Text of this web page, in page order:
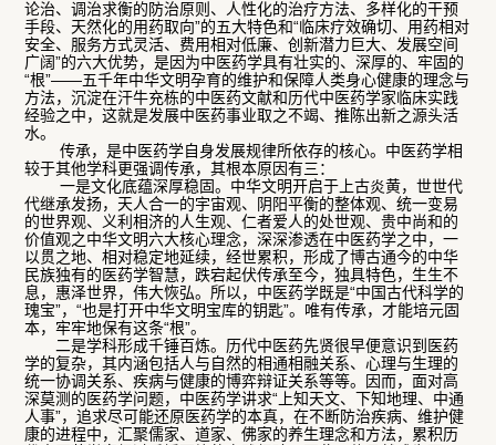
论治、调治求衡的防治原则、人性化的治疗方法、多样化的干预
手段、天然化的用药取向”的五大特色和“临床疗效确切、用药相对
安全、服务方式灵活、费用相对低廉、创新潜力巨大、发展空间
广阔”的六大优势，是因为中医药学具有壮实的、深厚的、牢固的
“根”——五千年中华文明孕育的维护和保障人类身心健康的理念与
方法，沉淀在汗牛充栋的中医药文献和历代中医药学家临床实践
经验之中，这就是发展中医药事业取之不竭、推陈出新之源头活
水。
传承，是中医药学自身发展规律所依存的核心。中医药学相
较于其他学科更强调传承，其根本原因有三：
一是文化底蕴深厚稳固。中华文明开启于上古炎黄，世世代
代继承发扬，天人合一的宇宙观、阴阳平衡的整体观、统一变易
的世界观、义利相济的人生观、仁者爱人的处世观、贵中尚和的
价值观之中华文明六大核心理念，深深渗透在中医药学之中，一
以贯之地、相对稳定地延续，经世累积，形成了博古通今的中华
民族独有的医药学智慧，跌宕起伏传承至今，独具特色，生生不
息，惠泽世界，伟大恢弘。所以，中医药学既是“中国古代科学的
瑰宝”，“也是打开中华文明宝库的钥匙”。唯有传承，才能培元固
本，牢牢地保有这条“根”。
二是学科形成千锤百炼。历代中医药先贤很早便意识到医药
学的复杂，其内涵包括人与自然的相通相融关系、心理与生理的
统一协调关系、疾病与健康的博弈辩证关系等等。因而，面对高
深莫测的医药学问题，中医药学讲求“上知天文、下知地理、中通
人事”，追求尽可能还原医药学的本真，在不断防治疾病、维护健
康的进程中，汇聚儒家、道家、佛家的养生理念和方法，累积历